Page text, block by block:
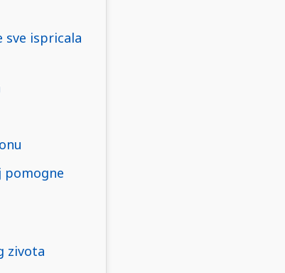
sve ispricala
pomogne
zivota